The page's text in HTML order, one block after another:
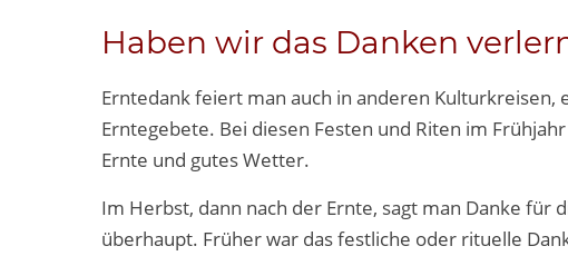
Haben wir das Danken
Erntedank feiert man auch in anderen
Erntegebete. Bei diesen Festen und Riten im
Ernte und gutes Wetter.
Im Herbst, dann nach der Ernte, sagt man Danke für
überhaupt. Früher war das festliche oder rituelle